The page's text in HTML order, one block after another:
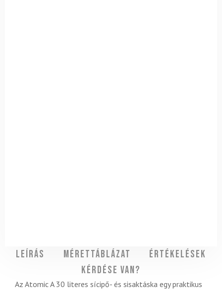
Leírás Mérettáblázat
Értékelések
Kérdése van?
Az Atomic A 30 literes sícipő- és sisaktáska egy praktikus